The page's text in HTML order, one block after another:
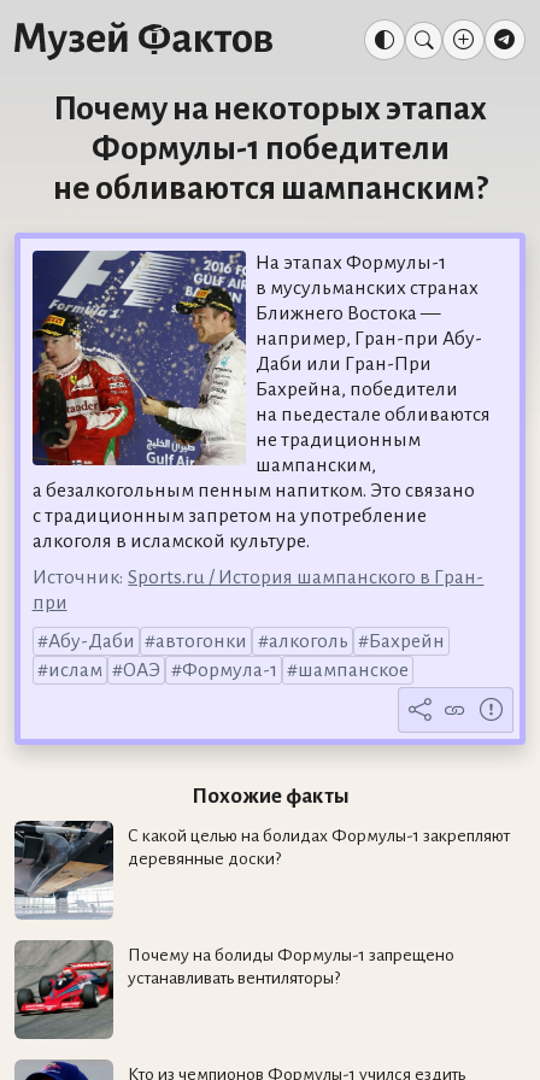
Почему на некоторых этапах
Формулы-1 победители
не обливаются шампанским?
На этапах Формулы-1
в мусульманских странах
Ближнего Востока —
например, Гран-при Абу-
Даби или Гран-При
Бахрейна, победители
на пьедестале обливаются
не традиционным
шампанским,
а безалкогольным пенным напитком. Это связано
с традиционным запретом на употребление
алкоголя в исламской культуре.
Источник: Sports.ru / История шампанского в Гран-
при
Абу-Даби
автогонки алкоголь
Бахрейн
ислам
ОАЭ Формула-1 шампанское
Похожие факты
С какой целью на болидах Формулы-1 закрепляют
деревянные доски?
Почему на болиды Формулы-1 запрещено
устанавливать вентиляторы?
Кто из чемпионов Формулы-1 учился ездить